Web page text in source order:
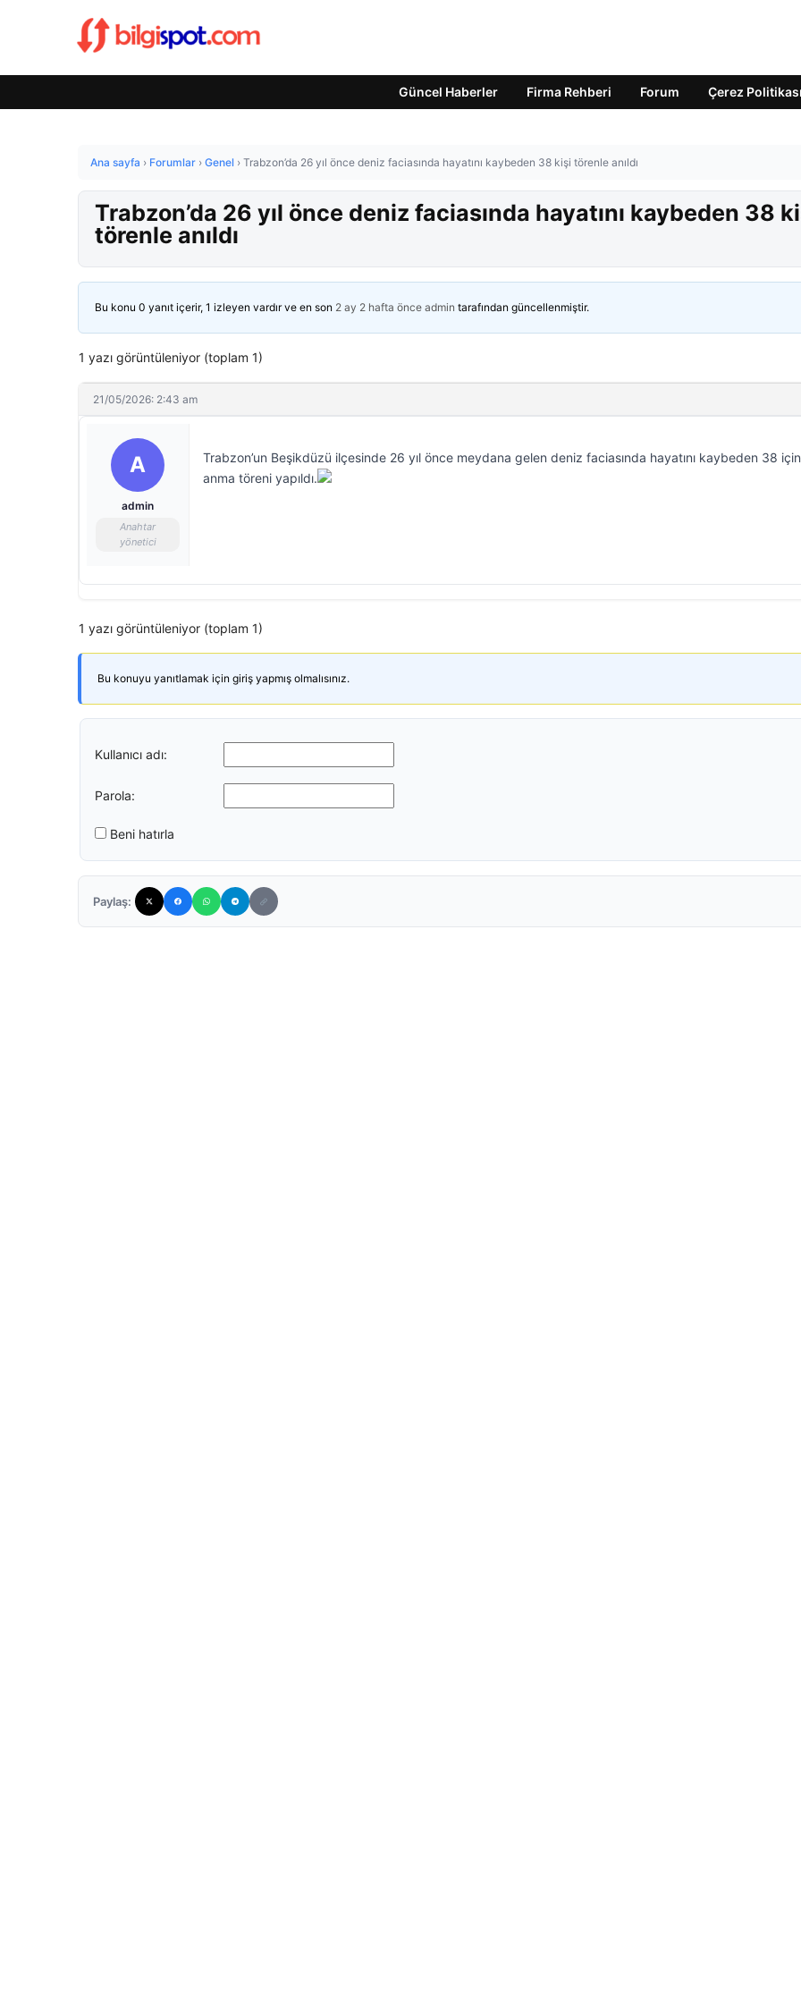
Güncel Haberler Firma Rehberi Forum Çerez Politikası
Ana sayfa › Forumlar › Genel › Trabzon’da 26 yıl önce deniz faciasında hayatını kaybeden 38 kişi törenle anıldı
Trabzon’da 26 yıl önce deniz faciasında hayatını kaybeden 38
törenle anıldı
Bu konu 0 yanıt içerir, 1 izleyen vardır ve en son 2 ay 2 hafta önce admin tarafından güncellenmiştir.
1 yazı görüntüleniyor (toplam 1)
21/05/2026: 2:43 am
A
admin
Anahtar
yönetici
Trabzon’un Beşikdüzü ilçesinde 26 yıl önce meydana gelen deniz faciasında hayatını kaybeden 38 için
anma töreni yapıldı.
1 yazı görüntüleniyor (toplam 1)
Bu konuyu yanıtlamak için giriş yapmış olmalısınız.
Kullanıcı adı:
Parola:
Beni hatırla
Paylaş: